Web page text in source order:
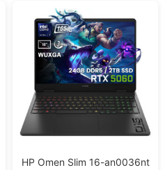
HP Omen Slim 16-an0036nt